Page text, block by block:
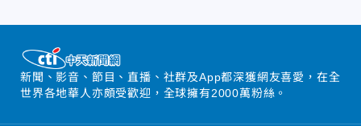
新聞、影音、節目、直播、社群及App都深獲網友喜愛，在全
世界各地華人亦頗受歡迎，全球擁有2000萬粉絲。